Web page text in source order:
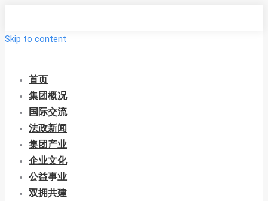
Skip to content
首页
集团概况
国际交流
法政新闻
集团产业
企业文化
公益事业
双拥共建